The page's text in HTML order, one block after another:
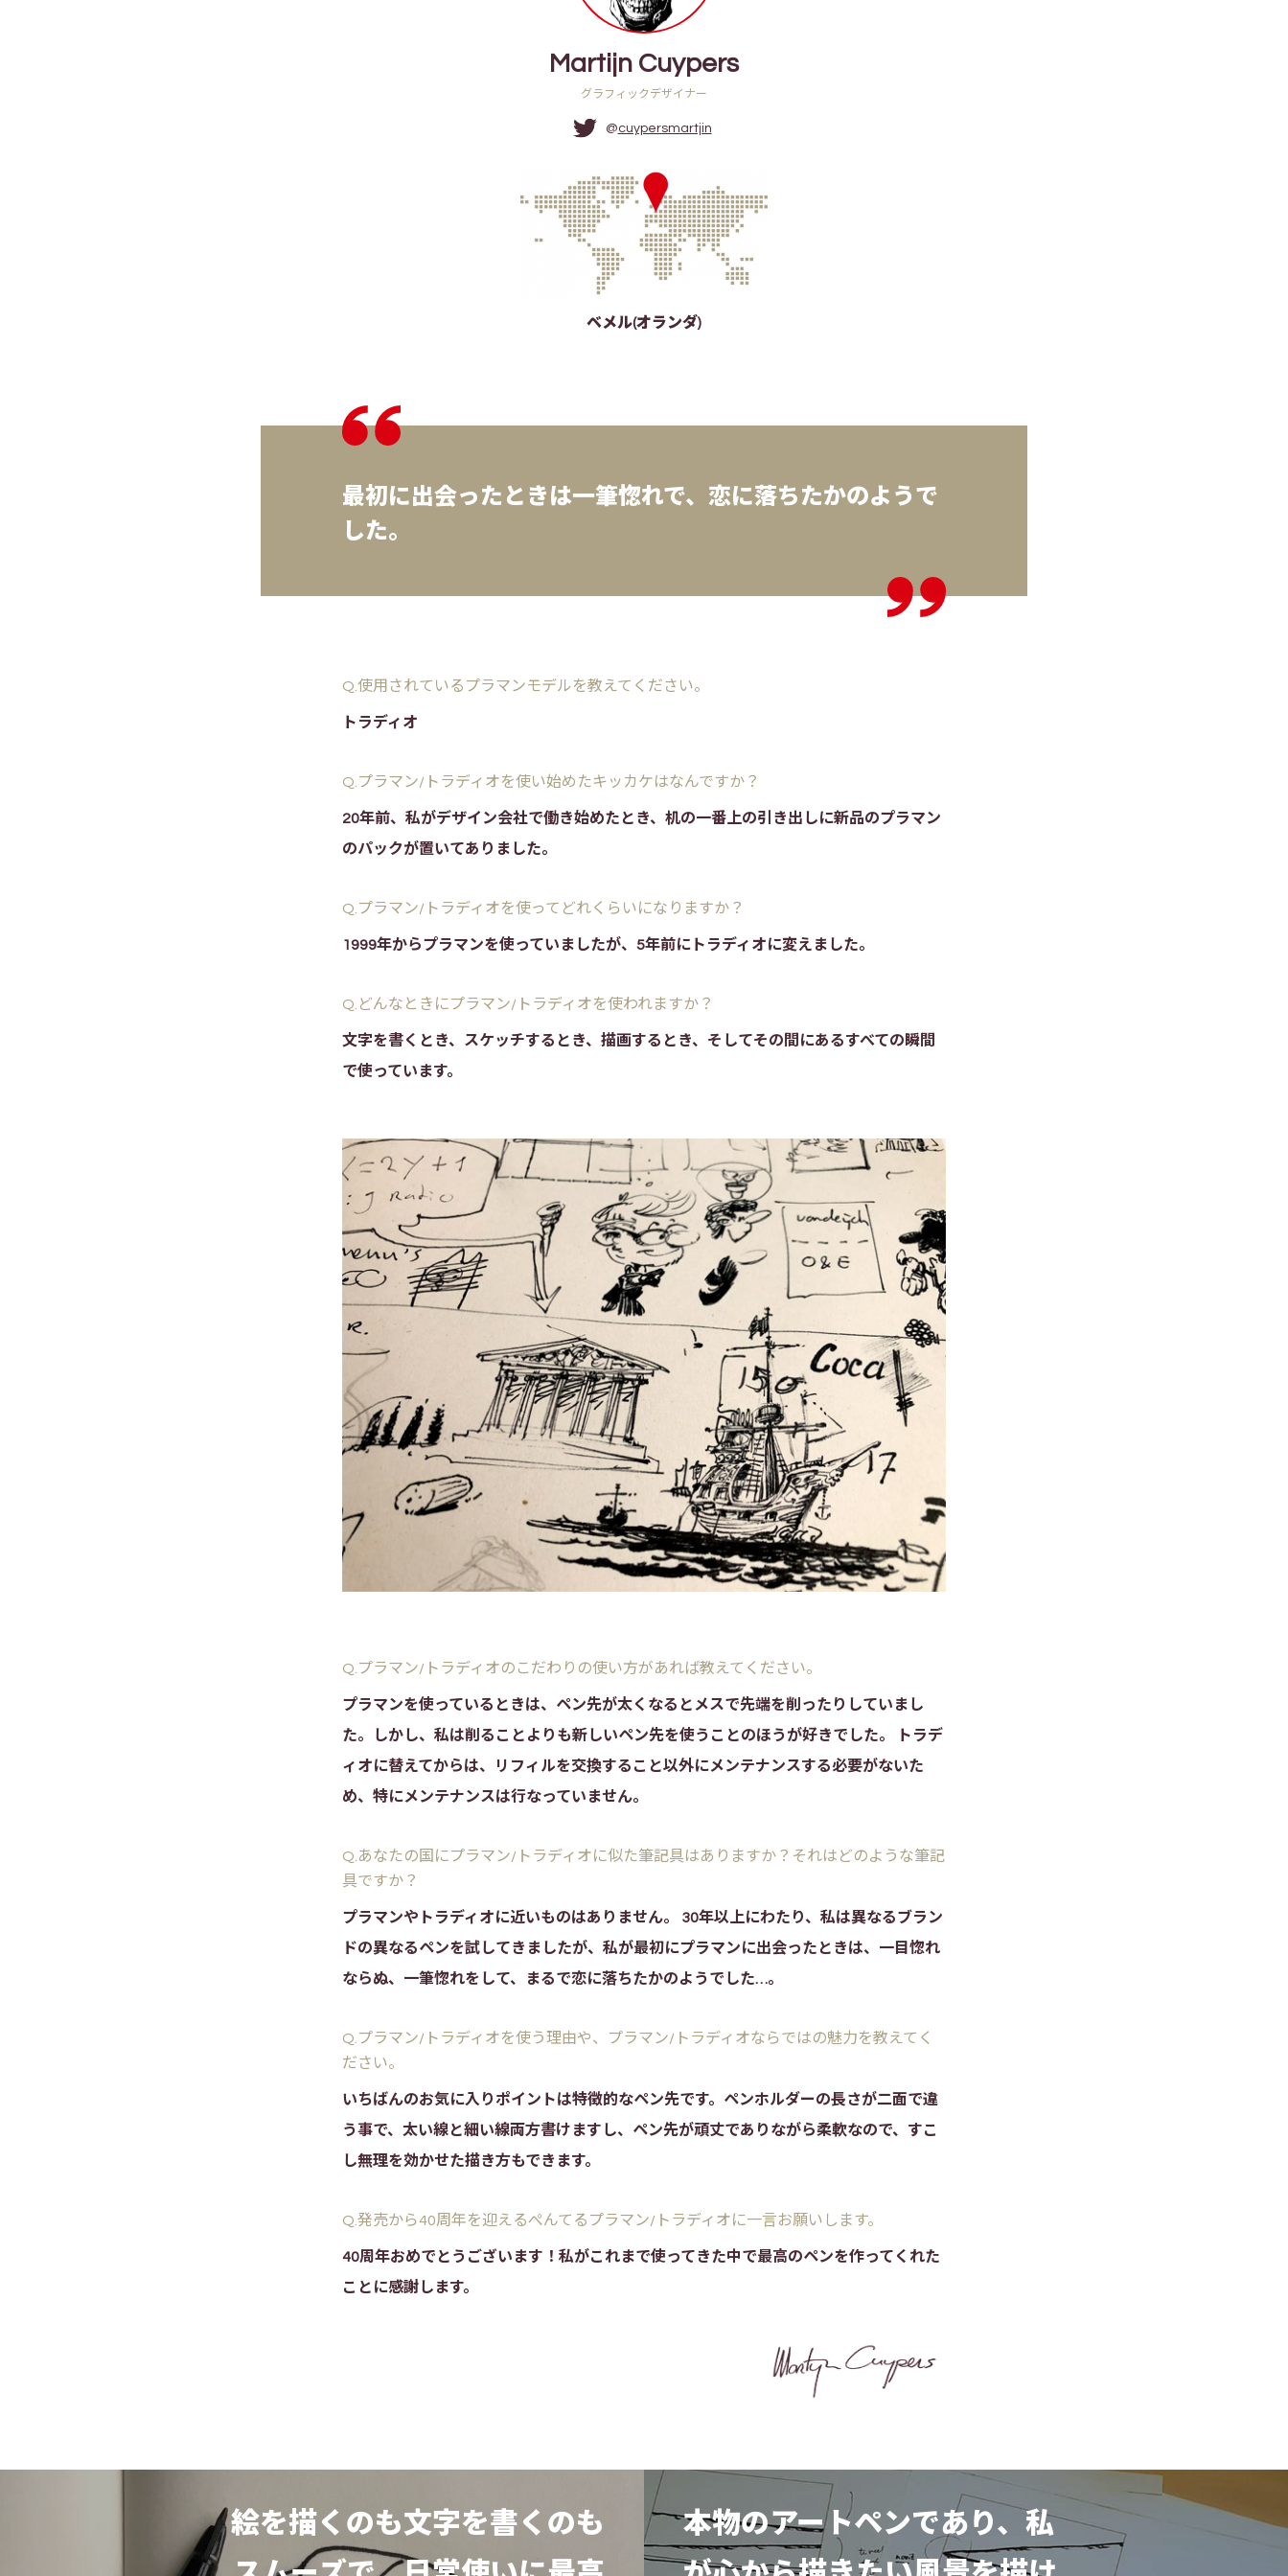
Martijn Cuypers
グラフィックデザイナー
@cuypersmartjin
ベメル(オランダ)
最初に出会ったときは一筆惚れで、恋に落ちたかのようで
した。
Q.使用されているプラマンモデルを教えてください。
トラディオ
Q.プラマン/トラディオを使い始めたキッカケはなんですか？
20年前、私がデザイン会社で働き始めたとき、机の一番上の引き出しに新品のプラマン
のパックが置いてありました。
Q.プラマン/トラディオを使ってどれくらいになりますか？
1999年からプラマンを使っていましたが、5年前にトラディオに変えました。
Q.どんなときにプラマン/トラディオを使われますか？
文字を書くとき、スケッチするとき、描画するとき、そしてその間にあるすべての瞬間
で使っています。
Q.プラマン/トラディオのこだわりの使い方があれば教えてください。
プラマンを使っているときは、ペン先が太くなるとメスで先端を削ったりしていまし
た。しかし、私は削ることよりも新しいペン先を使うことのほうが好きでした。 トラデ
ィオに替えてからは、リフィルを交換すること以外にメンテナンスする必要がないた
め、特にメンテナンスは行なっていません。
Q.あなたの国にプラマン/トラディオに似た筆記具はありますか？それはどのような筆記
具ですか？
プラマンやトラディオに近いものはありません。 30年以上にわたり、私は異なるブラン
ドの異なるペンを試してきましたが、私が最初にプラマンに出会ったときは、一目惚れ
ならぬ、一筆惚れをして、まるで恋に落ちたかのようでした…。
Q.プラマン/トラディオを使う理由や、プラマン/トラディオならではの魅力を教えてく
ださい。
いちばんのお気に入りポイントは特徴的なペン先です。ペンホルダーの長さが二面で違
う事で、太い線と細い線両方書けますし、ペン先が頑丈でありながら柔軟なので、すこ
し無理を効かせた描き方もできます。
Q.発売から40周年を迎えるぺんてるプラマン/トラディオに一言お願いします。
40周年おめでとうございます！私がこれまで使ってきた中で最高のペンを作ってくれた
ことに感謝します。
絵を描くのも文字を書くのも
本物のアートペンであり、私